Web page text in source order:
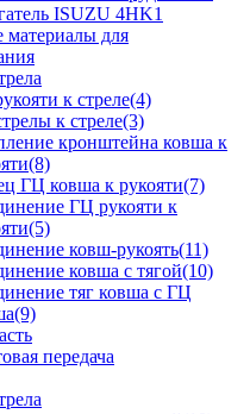
ISUZU 4HK1
материалы для
к стреле(4)
к стреле(3)
кронштейна ковша к
ГЦ ковша к рукояти(7)
ГЦ рукояти к
ковш-рукоять(11)
ковша с тягой(10)
тяг ковша с ГЦ
передача